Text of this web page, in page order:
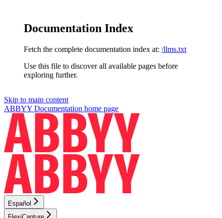
Documentation Index
Fetch the complete documentation index at: /llms.txt
Use this file to discover all available pages before
exploring further.
Skip to main content
ABBYY Documentation home page
Español